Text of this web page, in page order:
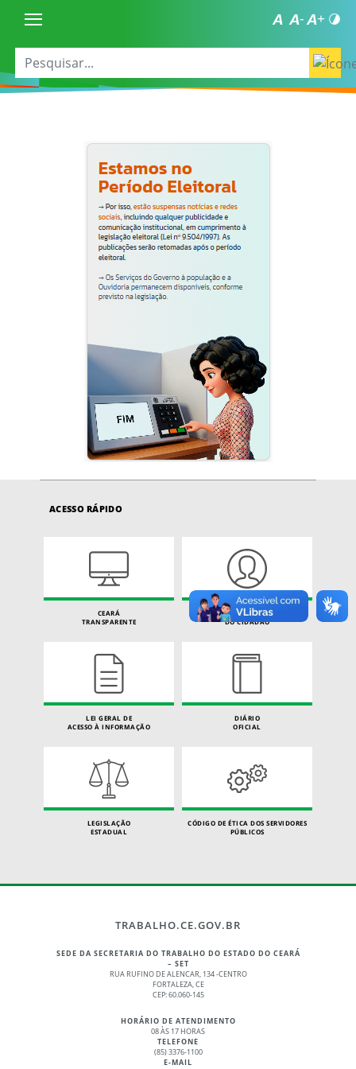
ACESSO RÁPIDO
CEARÁ
TRANSPARENTE
CARTA DE SERVIÇOS
DO CIDADÃO
LEI GERAL DE
ACESSO À INFORMAÇÃO
DIÁRIO
OFICIAL
LEGISLAÇÃO
ESTADUAL
CÓDIGO DE ÉTICA DOS SERVIDORES
PÚBLICOS
TRABALHO.CE.GOV.BR
SEDE DA SECRETARIA DO TRABALHO DO ESTADO DO CEARÁ
– SET
RUA RUFINO DE ALENCAR, 134 -CENTRO
FORTALEZA, CE
CEP: 60.060-145
HORÁRIO DE ATENDIMENTO
08 ÀS 17 HORAS
TELEFONE
(85) 3376-1100
E-MAIL